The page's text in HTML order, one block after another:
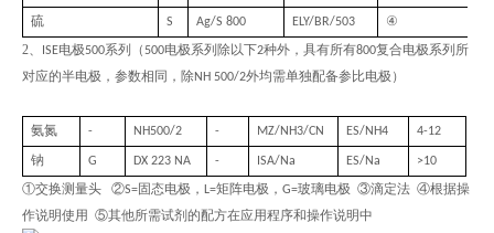
硫 S Ag/S 800 ELY/BR/503
④
2、
ISE电极500系列（500电极系列除以下2种外，具有所有800复合电极系列所
对应的半电极，参数相同，除NH 500/2外均需单独配备参比电极）
氨氮 - NH500/2 - MZ/NH3/CN ES/NH4 4-12
钠 G DX 223 NA - ISA/Na ES/Na >10
①交换测量头 ②S=固态电极， L=矩阵电极， G=玻璃电极 ③滴定法 ④根据操
作说明使用 ⑤其他所需试剂的配方在应用程序和操作说明中